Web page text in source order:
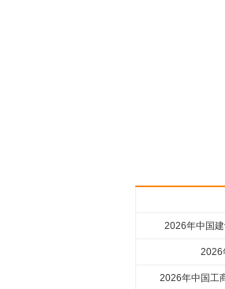
2026年中国
2026
2026年中国工